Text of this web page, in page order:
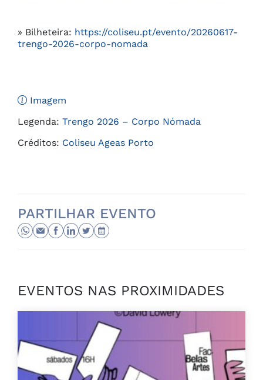
» Bilheteira: https://coliseu.pt/evento/20260617-
trengo-2026-corpo-nomada
Imagem
Legenda: Trengo 2026 – Corpo Nómada
Créditos: Coliseu Ageas Porto
PARTILHAR EVENTO
EVENTOS NAS PROXIMIDADES